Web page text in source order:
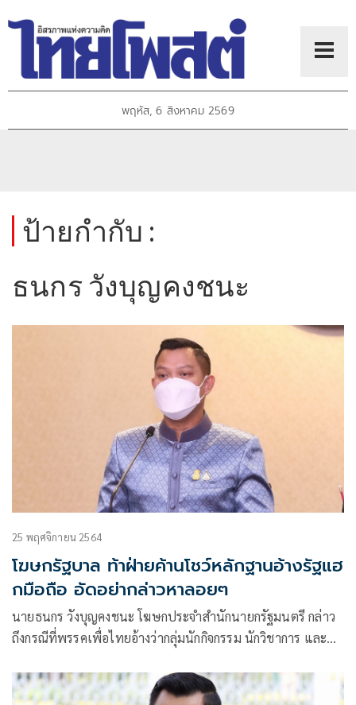
พฤหัส, 6 สิงหาคม 2569
ป้ายกำกับ :
ธนกร วังบุญคงชนะ
25 พฤศจิกายน 2564
โฆษกรัฐบาล ท้าฝ่ายค้านโชว์หลักฐานอ้างรัฐแฮ
กมือถือ อัดอย่ากล่าวหาลอยๆ
นายธนกร วังบุญคงชนะ โฆษกประจำสำนักนายกรัฐมนตรี กล่าว
ถึงกรณีที่พรรคเพื่อไทยอ้างว่ากลุ่มนักกิจกรรม นักวิชาการ และ